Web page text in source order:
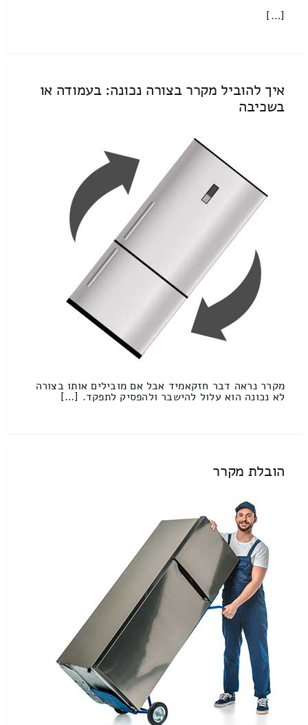
[…]
איך להוביל מקרר בצורה נכונה: בעמודה או
בשכיבה
מקרר נראה דבר חזקאמיד אבל אם מובילים אותו בצורה
לא נכונה הוא עלול להישבר ולהפסיק לתפקד. […]
הובלת מקרר